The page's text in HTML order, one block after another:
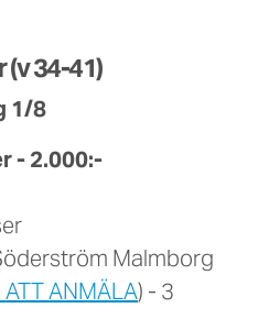
34-41)
1/8
- 2.000:-
Malmborg
ANMÄLA) - 3